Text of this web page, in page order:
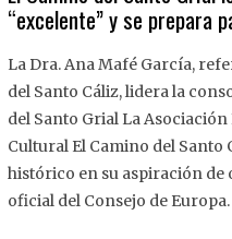
.
8
2
2
“excelente” y se prepara
La Dra. Ana Mafé García,
del Santo Cáliz, lidera la
del Santo Grial La
Cultural El Camino del Santo
histórico en su aspiración
oficial del Consejo de